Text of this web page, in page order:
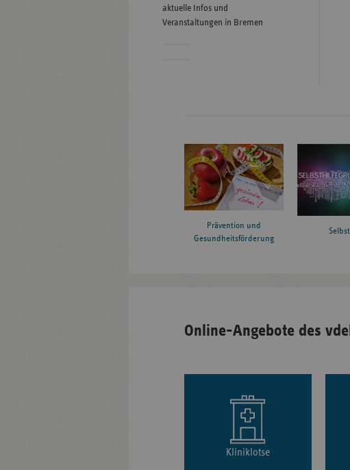
aktuelle Infos und
Veranstaltungen in Bremen
Prävention und
Gesundheitsförderung
Online-Angebote des
Kliniklotse